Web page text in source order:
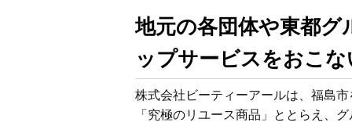
地元の各団体や東都
ップサービスをおこ
株式会社ビーティーアールは、福島
「究極のリユース商品」ととらえ、